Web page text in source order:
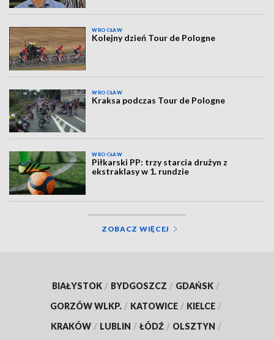
WROCŁAW
Kolejny dzień Tour de Pologne
WROCŁAW
Kraksa podczas Tour de Pologne
WROCŁAW
Piłkarski PP: trzy starcia drużyn z
ekstraklasy w 1. rundzie
ZOBACZ WIĘCEJ
BIAŁYSTOK / BYDGOSZCZ / GDAŃSK /
GORZÓW WLKP. / KATOWICE / KIELCE /
KRAKÓW / LUBLIN / ŁÓDŹ / OLSZTYN /